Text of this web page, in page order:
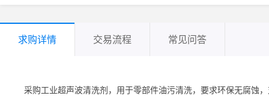
求购详情 交易流程 常见问答
采购工业超声波清洗剂，用于零部件油污清洗，要求环保无腐蚀